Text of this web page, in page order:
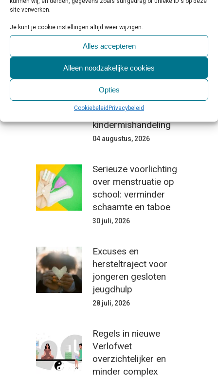
site verwerken.
Je kunt je cookie instellingen altijd weer wijzigen.
Alles accepteren
Alleen noodzakelijke cookies
Opties
Cookiebeleid Privacybeleid
aan een veilig en
06 augustus, 2026
verbetering aanpak
van geweld tegen
vrouwen, huiselijk
geweld en
kindermishandeling
04 augustus, 2026
Serieuze voorlichting
over menstruatie op
school: verminder
schaamte en taboe
30 juli, 2026
Excuses en
hersteltraject voor
jongeren gesloten
jeugdhulp
28 juli, 2026
Regels in nieuwe
Verlofwet
overzichtelijker en
minder complex